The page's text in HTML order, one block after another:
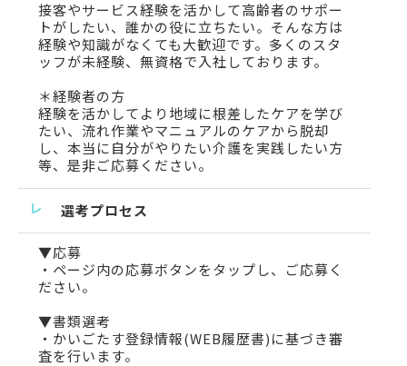
接客やサービス経験を活かして高齢者のサポー
トがしたい、誰かの役に立ちたい。そんな方は
経験や知識がなくても大歓迎です。多くのスタ
ッフが未経験、無資格で入社しております。
＊経験者の方
経験を活かしてより地域に根差したケアを学び
たい、流れ作業やマニュアルのケアから脱却
し、本当に自分がやりたい介護を実践したい方
等、是非ご応募ください。
選考プロセス
▼応募
・ページ内の応募ボタンをタップし、ご応募く
ださい。
▼書類選考
・かいごたす登録情報(WEB履歴書)に基づき審
査を行います。